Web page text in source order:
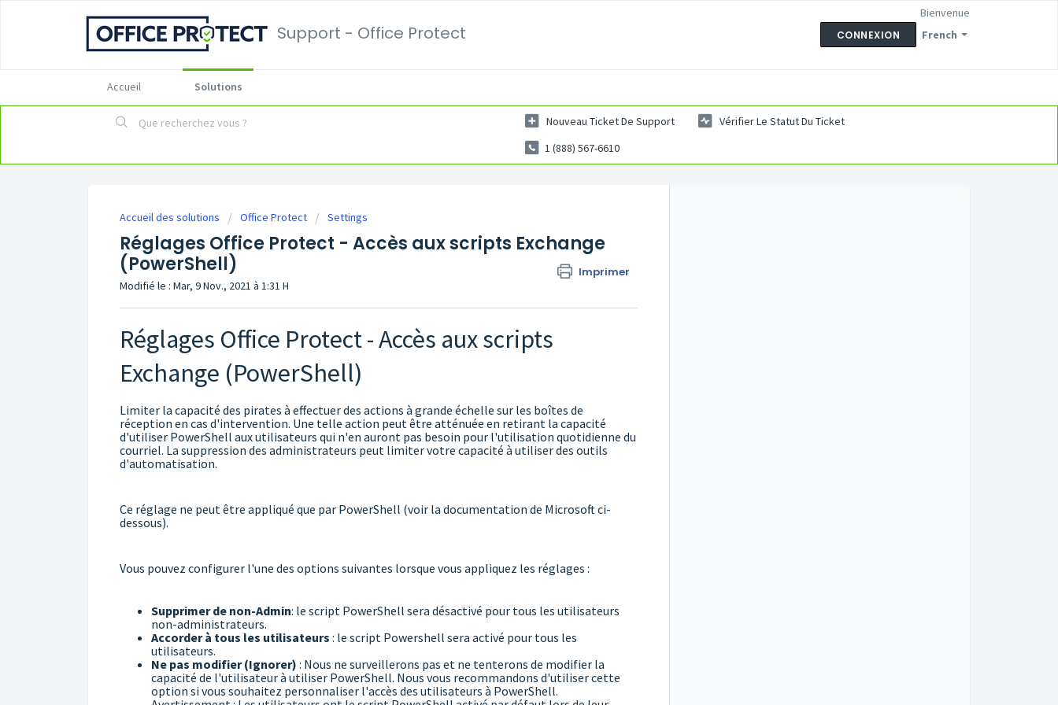
Support - Office Protect French
Bienvenue
CONNEXION
Accueil Solutions
Nouveau Ticket De Support
Vérifier Le Statut Du Ticket
1 (888) 567-6610
Accueil des solutions Office Protect Settings
Réglages Office Protect - Accès aux scripts Exchange
(PowerShell)
Imprimer
Modifié le : Mar, 9 Nov., 2021 à 1:31 H
Réglages Office Protect - Accès aux scripts
Exchange (PowerShell)
Limiter la capacité des pirates à effectuer des actions à grande échelle sur les boîtes de
réception en cas d'intervention. Une telle action peut être atténuée en retirant la capacité
d'utiliser PowerShell aux utilisateurs qui n'en auront pas besoin pour l'utilisation quotidienne du
courriel. La suppression des administrateurs peut limiter votre capacité à utiliser des outils
d'automatisation.
Ce réglage ne peut être appliqué que par PowerShell (voir la documentation de Microsoft ci-
dessous).
Vous pouvez configurer l'une des options suivantes lorsque vous appliquez les réglages :
Supprimer de non-Admin: le script PowerShell sera désactivé pour tous les utilisateurs
non-administrateurs.
Accorder à tous les utilisateurs : le script Powershell sera activé pour tous les
utilisateurs.
Ne pas modifier (Ignorer) : Nous ne surveillerons pas et ne tenterons de modifier la
capacité de l'utilisateur à utiliser PowerShell. Nous vous recommandons d'utiliser cette
option si vous souhaitez personnaliser l'accès des utilisateurs à PowerShell.